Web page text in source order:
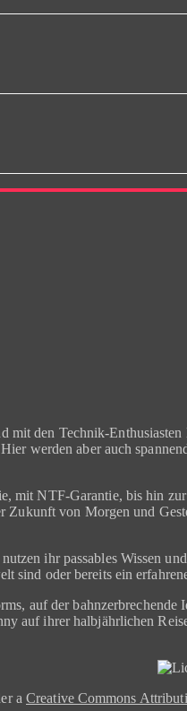
den Technik-
werden aber auch
NTF-Garantie, bis hin
von Morgen und
ihr passables Wissen
sind oder bereits ein
auf der
auf ihrer halbjährlichen
a Creative Commons